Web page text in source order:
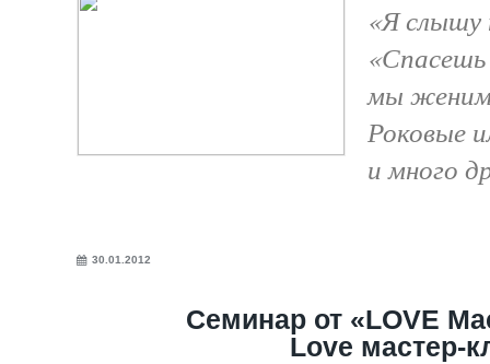
«Я слышу
мы
Роковые
и много
30.01.2012
Семинар от «LOVE
Love мастер-